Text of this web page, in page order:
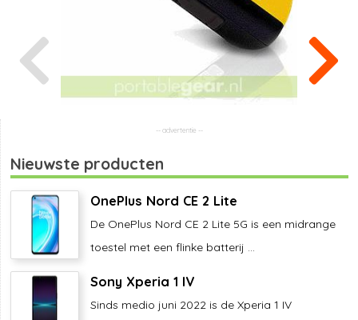
Nieuwste producten
OnePlus Nord CE 2 Lite
De OnePlus Nord CE 2 Lite 5G is een midrange
toestel met een flinke batterij ...
Sony Xperia 1 IV
Sinds medio juni 2022 is de Xperia 1 IV